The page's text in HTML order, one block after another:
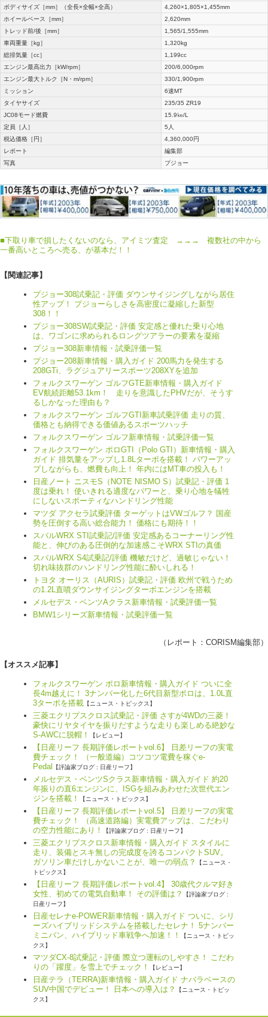
ボディサイズ［mm］（全長×全幅×全高）
4,260×1,805×1,455mm
ホイールベース［mm］
2,620mm
トレッド前/後［mm］
1,565/1,555mm
車両重量［kg］
1,320kg
総排気量［cc］
1,199cc
エンジン最高出力［kW/rpm］
200/6,000rpm
エンジン最大トルク［N・m/rpm］
330/1,900rpm
ミッション
6速MT
タイヤサイズ
235/35 ZR19
JC08モード燃費
15.9㎞/L
定員［人］
5人
税込価格［円］
4,360,000円
レポート
編集部
写真
プジョー
■下取り車で損したくないのなら、アイミツ査定 →→→ 複数社の中から
一番高いところへ売る、が基本だ！！
【関連記事】
プジョー308試乗記・評価 ダウンサイジングしながら居住
性アップ！ プジョーらしさを高密度に凝縮した新型
308！！
プジョー308SW試乗記・評価 安定感と優れた乗り心地
は、ワゴンに求められるロングツアラーの要素を凝縮
プジョー308新車情報・試乗評価一覧
プジョー208新車情報・購入ガイド 200馬力を発生する
208GTi、ラグジュアリースポーツ208XYを追加
フォルクスワーゲン ゴルフGTE新車情報・購入ガイド
EV航続距離53.1km！ 走りを意識したPHVだが、そうす
るしかなった理由も？
フォルクスワーゲン ゴルフGTI新車試乗評価 走りの質、
価格とも納得できる価値あるスポーツハッチ
フォルクスワーゲン ゴルフ新車情報・試乗評価一覧
フォルクスワーゲン ポロGTI（Polo GTI）新車情報・購入
ガイド 排気量をアップし1.8Lターボを搭載！ パワーアッ
プしながらも、燃費も向上！ 年内にはMT車の投入も！
日産ノート ニスモS（NOTE NISMO S）試乗記・評価 1
度は乗れ！ 使いきれる適度なパワーと、乗り心地を犠牲
にしないスポーティなハンドリング性能
マツダ アクセラ試乗評価 ターゲットはVWゴルフ？ 国産
勢を圧倒する高い総合能力！ 価格にも期待！！
スバルWRX STI試乗記/評価 安定感あるコーナーリング性
能と、伸びのある圧倒的な加速感こそWRX STIの真価
スバルWRX S4試乗記/評価 機敏だけど、過敏じゃない！
切れ味抜群のハンドリング性能に酔いしれる！
トヨタ オーリス（AURIS）試乗記・評価 欧州で戦うため
の1.2L直噴ダウンサイジングターボエンジンを搭載
メルセデス・ベンツAクラス新車情報・試乗評価一覧
BMW1シリーズ新車情報・試乗評価一覧
（レポート： CORISM編集部）
【オススメ記事】
フォルクスワーゲン ポロ新車情報・購入ガイド ついに全
長4m越えに！ 3ナンバー化した6代目新型ポロは、1.0L直
3ターボを搭載 【ニュース・トピックス】
三菱エクリプスクロス試乗記・評価 さすが4WDの三菱！
豪快にリヤタイヤを振りだすような走りも楽しめる絶妙な
S-AWCに脱帽！
【レビュー】
【日産リーフ 長期評価レポートvol.6】 日差リーフの実電
費チェック！ （一般道編）コツコツ電費を稼ぐe-
Pedal
【評論家ブログ : 日産リーフ】
メルセデス・ベンツSクラス新車情報・購入ガイド 約20
年振りの直6エンジンに、ISGを組みあわせた次世代エン
ジンを搭載！
【ニュース・トピックス】
【日産リーフ 長期評価レポートvol.5】 日差リーフの実電
費チェック！ （高速道路編）実電費アップは、こだわり
の空力性能にあり！
【評論家ブログ : 日産リーフ】
三菱エクリプスクロス新車情報・購入ガイド スタイルに
走り、装備とスキ無しの完成度を誇るコンパクトSUV。
ガソリン車だけしかないことが、唯一の弱点？
【ニュース・
トピックス】
【日産リーフ 長期評価レポートvol.4】 30歳代クルマ好き
女性、初めての電気自動車！ その評価は？
【評論家ブログ :
日産リーフ】
日産セレナe-POWER新車情報・購入ガイド ついに、シリ
ーズハイブリッドシステムを搭載したセレナ！ 5ナンバー
ミニバン、ハイブリッド車戦争へ加速！！
【ニュース・トピッ
クス】
マツダCX-8試乗記・評価 際立つ運転のしやすさ！ こだわ
りの「躍度」を雪上でチェック！
【レビュー】
日産テラ（TERRA)新車情報・購入ガイド ナバラベースの
SUV中国でデビュー！ 日本への導入は？
【ニュース・トピッ
クス】